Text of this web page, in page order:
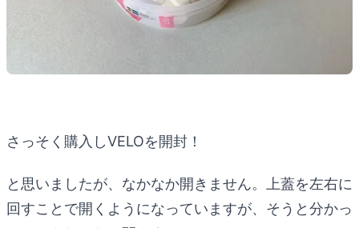
さっそく購入しVELOを開封！
と思いましたが、なかなか開きません。上蓋を左右に
回すことで開くようになっていますが、そうと分かっ